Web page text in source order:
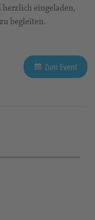
herzlich eingeladen,
begleiten.
Zum Event